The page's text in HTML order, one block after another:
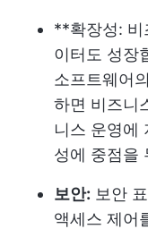
**확장성: 비
이터도 성장
소프트웨어
하면 비즈니
니스 운영에
성에 중점을
보안: 보안
액세스 제어